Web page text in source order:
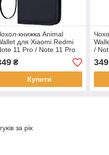
книжка Animal
для Xiaomi Redmi
11 Pro / Note 11 Pro
Panda
₴
Купити
/
349
за рік